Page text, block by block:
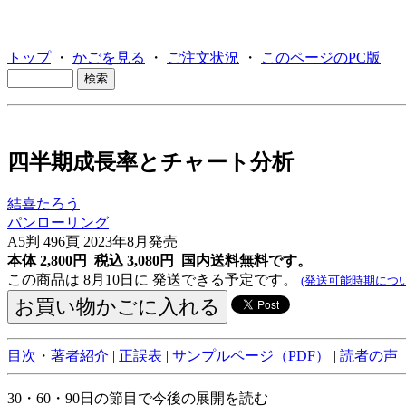
トップ・ かごを見る ・ ご注文状況 ・ このページのPC版
四半期成長率とチャート分析
結喜たろう
パンローリング
A5判 496頁 2023年8月発売
本体 2,800円 税込 3,080円
国内送料無料です。
この商品は 8月10日に 発送できる予定です。 (発送可能時期につ
目次 ・ 著者紹介 | 正誤表 | サンプルページ（PDF） | 読者の声
30・60・90日の節目で今後の展開を読む